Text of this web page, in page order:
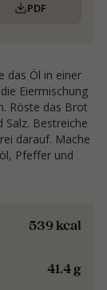
PDF
das Öl in einer
Eiermischung
Röste das Brot
Bestreiche
darauf. Mache
Pfeffer und
539 kcal
41.4 g